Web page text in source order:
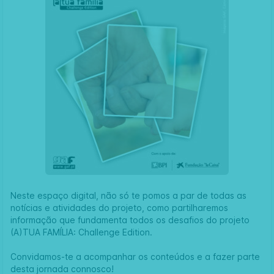
Neste espaço digital, não só te pomos a par de todas as
notícias e atividades do projeto, como partilharemos
informação que fundamenta todos os desafios do projeto
(A)TUA FAMÍLIA: Challenge Edition.
Convidamos-te a acompanhar os conteúdos e a fazer parte
desta jornada connosco!